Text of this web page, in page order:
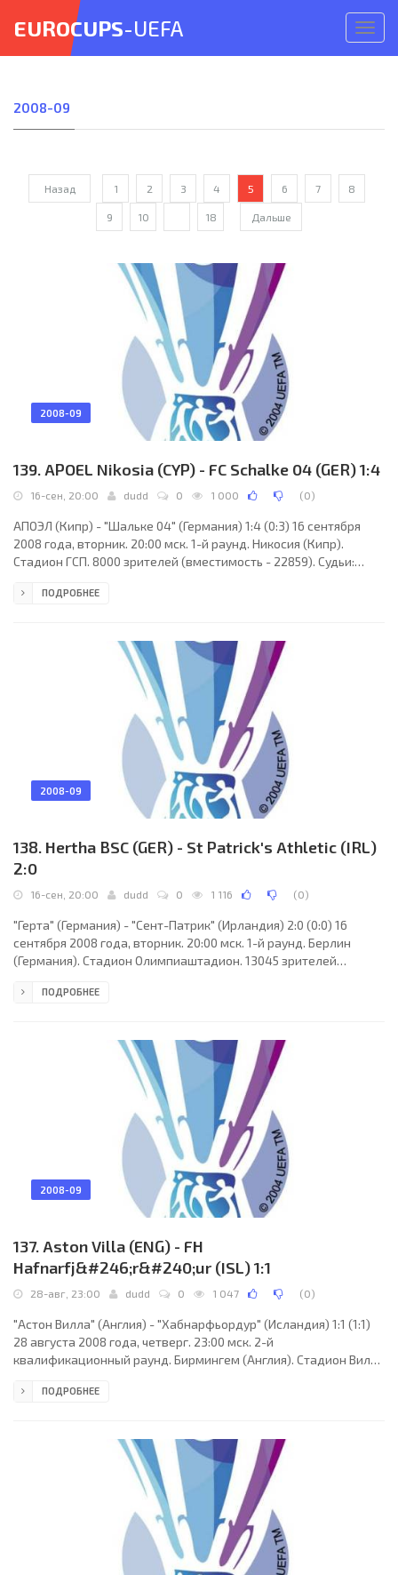
меню
EUROCUPS-UEFA
2008-09
Назад 1 2 3 4 5 6 7 8
9 10 18 Дальше
2008-09
139. APOEL Nikosia (CYP) - FC Schalke 04 (GER) 1:4
16-сен, 20:00 dudd 0 1 000 (0)
АПОЭЛ (Кипр) - "Шальке 04" (Германия) 1:4 (0:3) 16 сентября
2008 года, вторник. 20:00 мск. 1-й раунд. Никосия (Кипр).
Стадион ГСП. 8000 зрителей (вместимость - 22859). Судьи:
Сапела (оба - Польша). Резервный: Хуберт Сейевич (Польша).
Алтын Хакши, Консантинос Хараламбидес, Камил Косовски
(Бенджамин Онвуачи, 83), Элиу Пинту,
ПОДРОБНЕЕ
2008-09
138. Hertha BSC (GER) - St Patrick's Athletic (IRL)
2:0
16-сен, 20:00 dudd 0 1 116 (0)
"Герта" (Германия) - "Сент-Патрик" (Ирландия) 2:0 (0:0) 16
сентября 2008 года, вторник. 20:00 мск. 1-й раунд. Берлин
(Германия). Стадион Олимпиаштадион. 13045 зрителей
Польша), Петр Садчук, Марцин Борковски (оба - Польша).
Дардаи (Максимилиан Нику, 46), Гойко Качар (Фабиан
Лустенбергер, 46), Марко Пантелич (Валери Домовчийски,
ПОДРОБНЕЕ
2008-09
137. Aston Villa (ENG) - FH
Hafnarfj&#246;r&#240;ur (ISL) 1:1
28-авг, 23:00 dudd 0 1 047 (0)
"Астон Вилла" (Англия) - "Хабнарфьордур" (Исландия) 1:1 (1:1)
28 августа 2008 года, четверг. 23:00 мск. 2-й
квалификационный раунд. Бирмингем (Англия). Стадион Вилла
Сандер ван Рукел (оба - Голландия). Резервный: Раймонд ван
Кокер, Крэйг Гарднер, Исайа Осборн, Марлон Хервуд, Гэбриэл
Агбонлахор (Натан Делфунезо, 62), Мустафа
ПОДРОБНЕЕ